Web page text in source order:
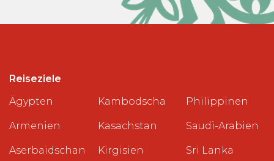
Reiseziele
Ägypten
Armenien
Aserbaidschan
Kambodscha
Kasachstan
Kirgisien
Philippinen
Saudi-Arabien
Sri Lanka